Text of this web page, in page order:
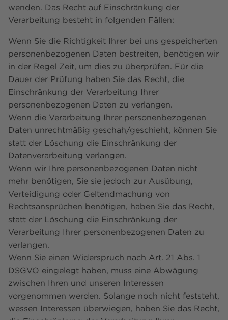
wenden. Das Recht auf Einschränkung der
Verarbeitung besteht in folgenden Fällen:
Wenn Sie die Richtigkeit Ihrer bei uns gespeicherten
personenbezogenen Daten bestreiten, benötigen wir
in der Regel Zeit, um dies zu überprüfen. Für die
Dauer der Prüfung haben Sie das Recht, die
Einschränkung der Verarbeitung Ihrer
personenbezogenen Daten zu verlangen.
Wenn die Verarbeitung Ihrer personenbezogenen
Daten unrechtmäßig geschah/geschieht, können Sie
statt der Löschung die Einschränkung der
Datenverarbeitung verlangen.
Wenn wir Ihre personenbezogenen Daten nicht
mehr benötigen, Sie sie jedoch zur Ausübung,
Verteidigung oder Geltendmachung von
Rechtsansprüchen benötigen, haben Sie das Recht,
statt der Löschung die Einschränkung der
Verarbeitung Ihrer personenbezogenen Daten zu
verlangen.
Wenn Sie einen Widerspruch nach Art. 21 Abs. 1
DSGVO eingelegt haben, muss eine Abwägung
zwischen Ihren und unseren Interessen
vorgenommen werden. Solange noch nicht feststeht,
wessen Interessen überwiegen, haben Sie das Recht,